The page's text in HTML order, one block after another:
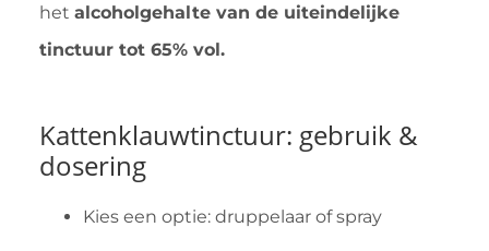
het alcoholgehalte van de uiteindelijke
tinctuur tot 65% vol.
Kattenklauwtinctuur: gebruik &
dosering
Kies een optie: druppelaar of spray